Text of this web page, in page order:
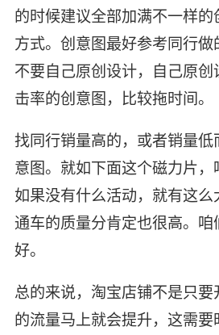
的时候建议全部加满不一样
方式。创意图最好参考同行做
不要自己原创设计，自己原
击率的创意图，比较拖时间。
找同行销量高的，或者销量
意图。就如下面这个磁力片，
如果没有什么活动，就有这
通车的质量分肯定也很高。
好。
总的来说，淘宝店铺不是只
的流量马上就会提升，这需